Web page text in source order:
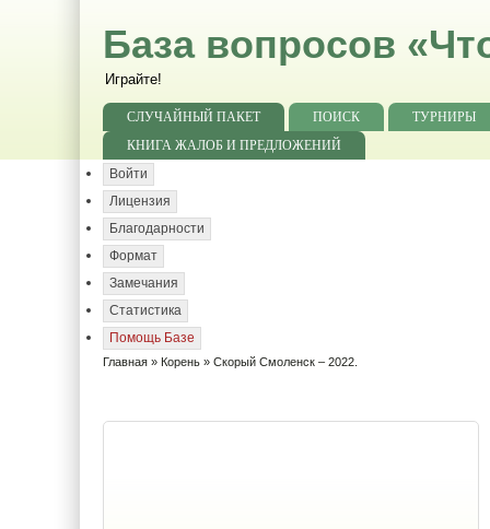
База вопросов
Играйте!
СЛУЧАЙНЫЙ ПАКЕТ ПОИСК
ТУРНИРЫ
КНИГА ЖАЛОБ И ПРЕДЛОЖЕНИЙ
Войти
Лицензия
Благодарности
Формат
Замечания
Статистика
Помощь Базе
Главная » Корень » Скорый Смоленск – 2022.